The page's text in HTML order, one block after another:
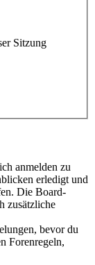
Sitzung
anmelden zu
erledigt und
Die Board-
zusätzliche
bevor du
Forenregeln,